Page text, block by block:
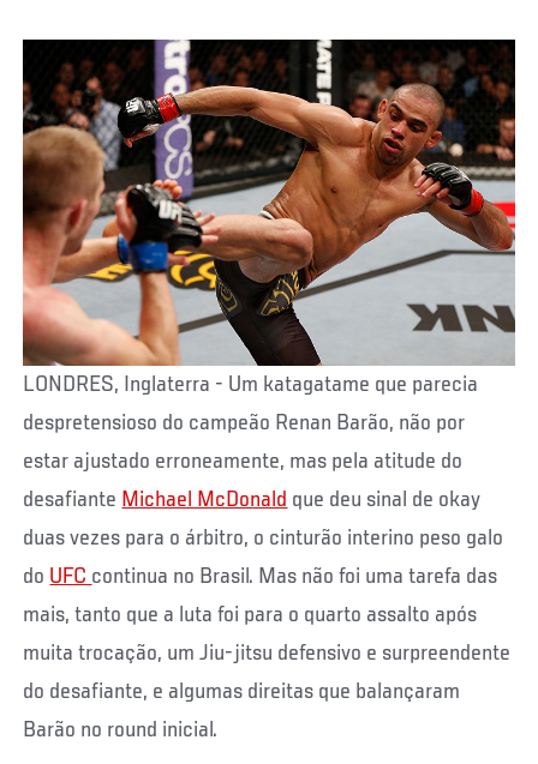
LONDRES, Inglaterra - Um katagatame que parecia
despretensioso do campeão Renan Barão, não por
estar ajustado erroneamente, mas pela atitude do
desafiante Michael McDonald que deu sinal de okay
duas vezes para o árbitro, o cinturão interino peso galo
do UFC continua no Brasil. Mas não foi uma tarefa das
mais, tanto que a luta foi para o quarto assalto após
muita trocação, um Jiu-jitsu defensivo e surpreendente
do desafiante, e algumas direitas que balançaram
Barão no round inicial.